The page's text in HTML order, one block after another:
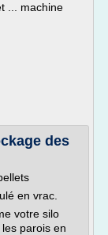
... machine
des
en vrac.
votre silo
parois en